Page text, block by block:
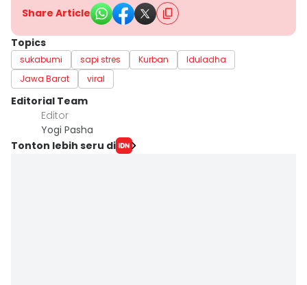
Share Article
Topics
sukabumi sapi stres Kurban
Iduladha
Jawa Barat
viral
Editorial Team
Editor
Yogi Pasha
Tonton lebih seru di